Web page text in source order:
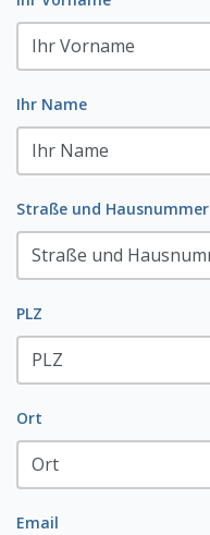
Ihr Name
Straße und Hausnummer
PLZ
Ort
Email